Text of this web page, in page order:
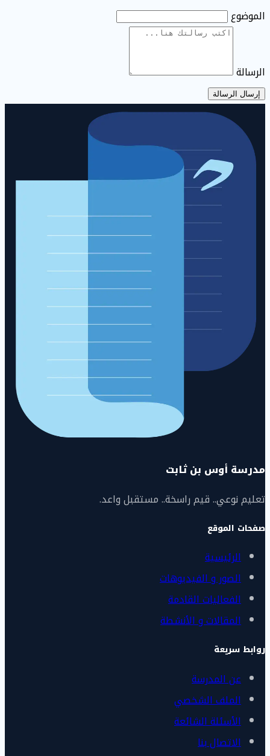
الموضوع
الرسالة
إرسال الرسالة
مدرسة أوس بن ثابت
تعليم نوعي.. قيم راسخة.. مستقبل واعد.
صفحات الموقع
الرئيسية
الصور و الفيديوهات
الفعاليات القادمة
المقالات و الأنشطة
روابط سريعة
عن المدرسة
الملف الشخصي
الأسئلة الشائعة
الاتصال بنا